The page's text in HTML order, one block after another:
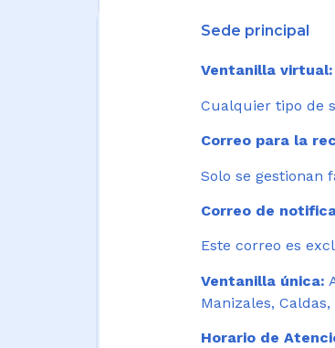
Sede principal
Ventanilla virtual:
Cualquier tipo de
Correo para la
Solo se gestionan
Correo de
Este correo es
Ventanilla única:
Manizales,
Horario de